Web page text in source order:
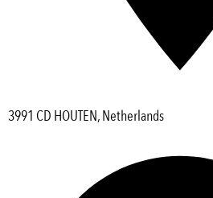
3991 CD HOUTEN, Netherlands